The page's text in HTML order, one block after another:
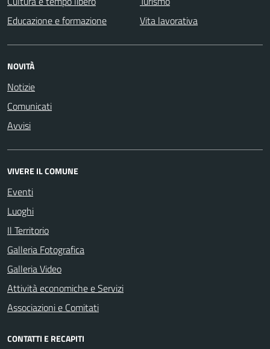
Educazione e formazione
Vita lavorativa
NOVITÀ
Notizie
Comunicati
Avvisi
VIVERE IL COMUNE
Eventi
Luoghi
Il Territorio
Galleria Fotografica
Galleria Video
Attività economiche e Servizi
Associazioni e Comitati
CONTATTI E RECAPITI